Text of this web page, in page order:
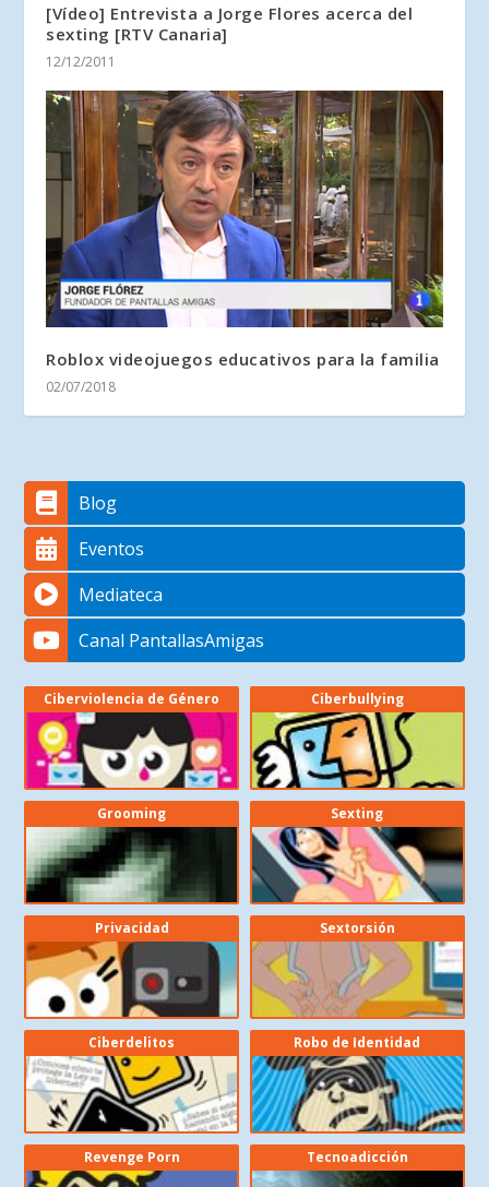
[Vídeo] Entrevista a Jorge Flores acerca del
sexting [RTV Canaria]
12/12/2011
Roblox videojuegos educativos para la familia
02/07/2018
Blog
Eventos
Mediateca
Canal PantallasAmigas
Ciberviolencia de Género Ciberbullying
Grooming Sexting
Privacidad Sextorsión
Ciberdelitos Robo de Identidad
Revenge Porn Tecnoadicción